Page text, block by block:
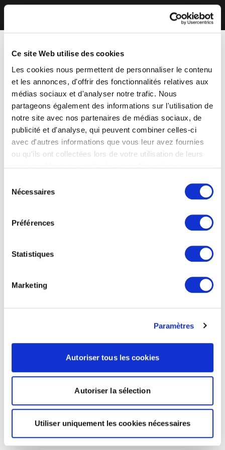
Ce site Web utilise des cookies
Les cookies nous permettent de personnaliser le contenu
et les annonces, d'offrir des fonctionnalités relatives aux
médias sociaux et d'analyser notre trafic. Nous
partageons également des informations sur l'utilisation de
notre site avec nos partenaires de médias sociaux, de
publicité et d'analyse, qui peuvent combiner celles-ci
avec d'autres informations que vous leur avez fournies
ou qu'ils ont collectées lors de votre utilisation de leurs
Nécessaires
Préférences
Statistiques
Marketing
Paramètres
Autoriser tous les cookies
Autoriser la sélection
Utiliser uniquement les cookies nécessaires